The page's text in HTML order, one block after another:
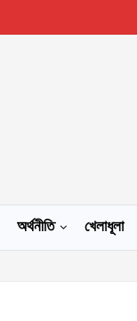
অর্থনীতি খেলাধূলা